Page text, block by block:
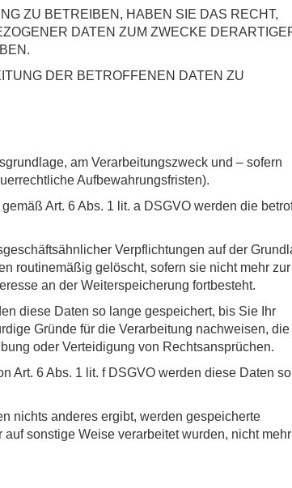
ZU BETREIBEN, HABEN SIE DAS RECHT,
DATEN ZUM ZWECKE
DER BETROFFENEN DATEN ZU
am Verarbeitungszweck und – sofern
Aufbewahrungsfristen).
Art. 6 Abs. 1 lit. a DSGVO werden die
Verpflichtungen auf der
routinemäßig gelöscht, sofern sie nicht mehr zur
an der Weiterspeicherung fortbesteht.
diese Daten so lange gespeichert, bis Sie Ihr
Gründe für die Verarbeitung nachweisen, die
oder Verteidigung von Rechtsansprüchen.
Art. 6 Abs. 1 lit. f DSGVO werden diese Daten
nichts anderes ergibt, werden gespeicherte
sonstige Weise verarbeitet wurden, nicht mehr